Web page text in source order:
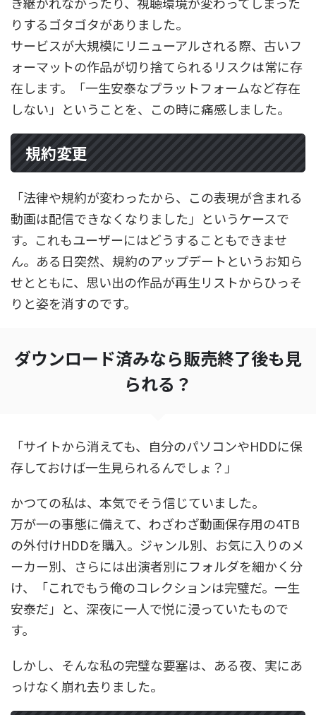
りするゴタゴタがありました。
サービスが大規模にリニューアルされる際、古いフ
ォーマットの作品が切り捨てられるリスクは常に存
在します。「一生安泰なプラットフォームなど存在
しない」ということを、この時に痛感しました。
規約変更
「法律や規約が変わったから、この表現が含まれる
動画は配信できなくなりました」というケースで
す。これもユーザーにはどうすることもできませ
ん。ある日突然、規約のアップデートというお知ら
せとともに、思い出の作品が再生リストからひっそ
りと姿を消すのです。
ダウンロード済みなら販売終了後も見
られる？
「サイトから消えても、自分のパソコンやHDDに保
存しておけば一生見られるんでしょ？」
かつての私は、本気でそう信じていました。
万が一の事態に備えて、わざわざ動画保存用の4TB
の外付けHDDを購入。ジャンル別、お気に入りのメ
ーカー別、さらには出演者別にフォルダを細かく分
け、「これでもう俺のコレクションは完璧だ。一生
安泰だ」と、深夜に一人で悦に浸っていたもので
す。
しかし、そんな私の完璧な要塞は、ある夜、実にあ
っけなく崩れ去りました。